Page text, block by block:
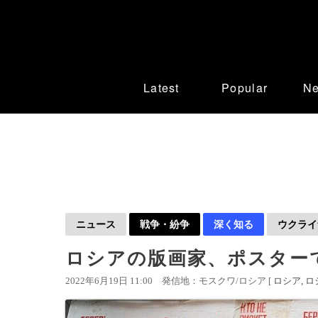
Latest Popular
ニュース 戦争・紛争 深く知る ウクラ
ロシアの版画家、ポスター
2022年6月19日 11:00 発信地：モスクワ/ロシア [ ロシア ロ